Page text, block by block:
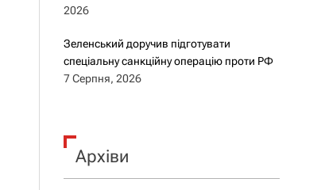
2026
Зеленський доручив підготувати
спеціальну санкційну операцію проти РФ
7 Серпня, 2026
Архіви